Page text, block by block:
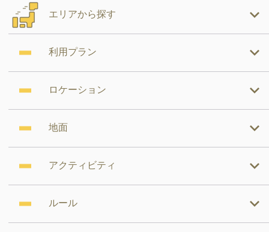
エリアから探す
利用プラン
ロケーション
地面
アクティビティ
ルール